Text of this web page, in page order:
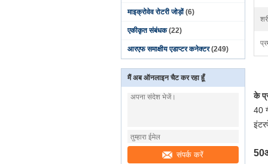
माइक्रोवेव रोटरी जोड़ों (6)
एकीकृत संबंधक (22)
आरएफ समाक्षीय एडाप्टर कनेक्टर (249)
मैं अब ऑनलाइन चैट कर रहा हूँ
संपर्क करें
के
40